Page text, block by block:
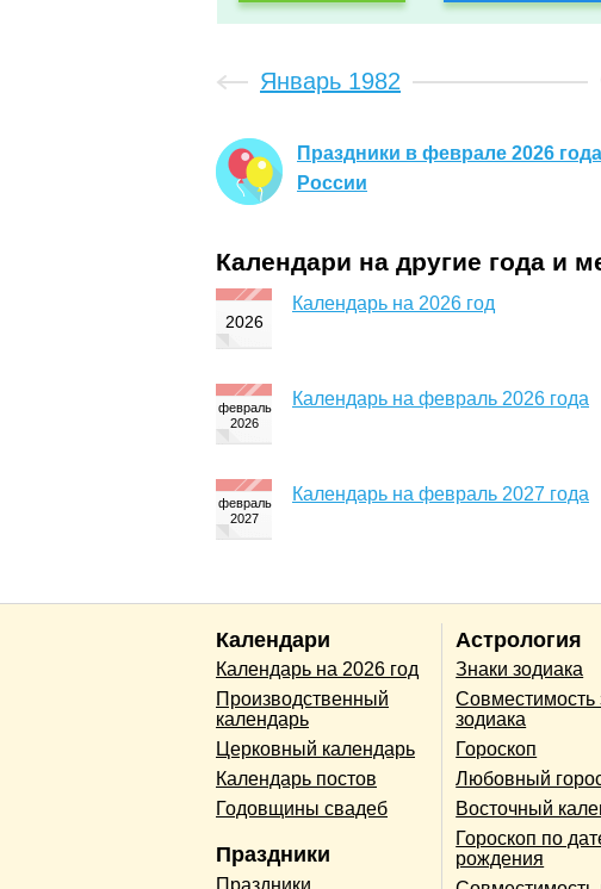
Январь 1982
Праздники в феврале 2026
России
Календари на другие года и
Календарь на 2026 год
Календарь на февраль 2026 года
Календарь на февраль 2027 года
Календари
Календарь на 2026 год
Производственный
календарь
Церковный календарь
Календарь постов
Годовщины свадеб
Праздники
Праздники
Астрология
Знаки зодиака
Совместимость
зодиака
Гороскоп
Любовный
Восточный
Гороскоп по
рождения